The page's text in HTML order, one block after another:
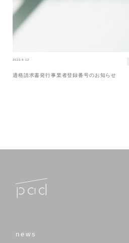
2023.9.12
適格請求書発行事業者登録番号のお知らせ
news